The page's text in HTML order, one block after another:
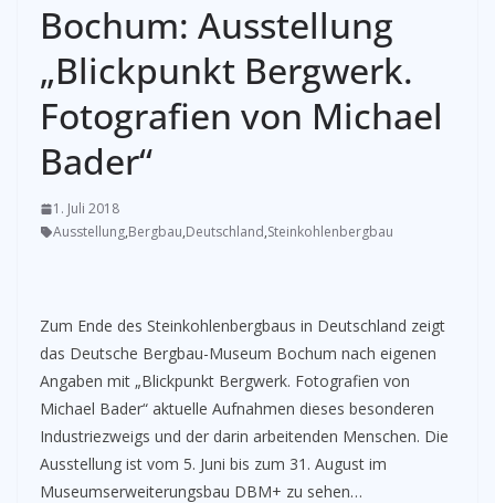
Bochum: Ausstellung
„Blickpunkt Bergwerk.
Fotografien von Michael
Bader“
1. Juli 2018
Ausstellung,Bergbau,Deutschland,Steinkohlenbergbau
Zum Ende des Steinkohlenbergbaus in Deutschland zeigt
das Deutsche Bergbau-Museum Bochum nach eigenen
Angaben mit „Blickpunkt Bergwerk. Fotografien von
Michael Bader“ aktuelle Aufnahmen dieses besonderen
Industriezweigs und der darin arbeitenden Menschen. Die
Ausstellung ist vom 5. Juni bis zum 31. August im
Museumserweiterungsbau DBM+ zu sehen…